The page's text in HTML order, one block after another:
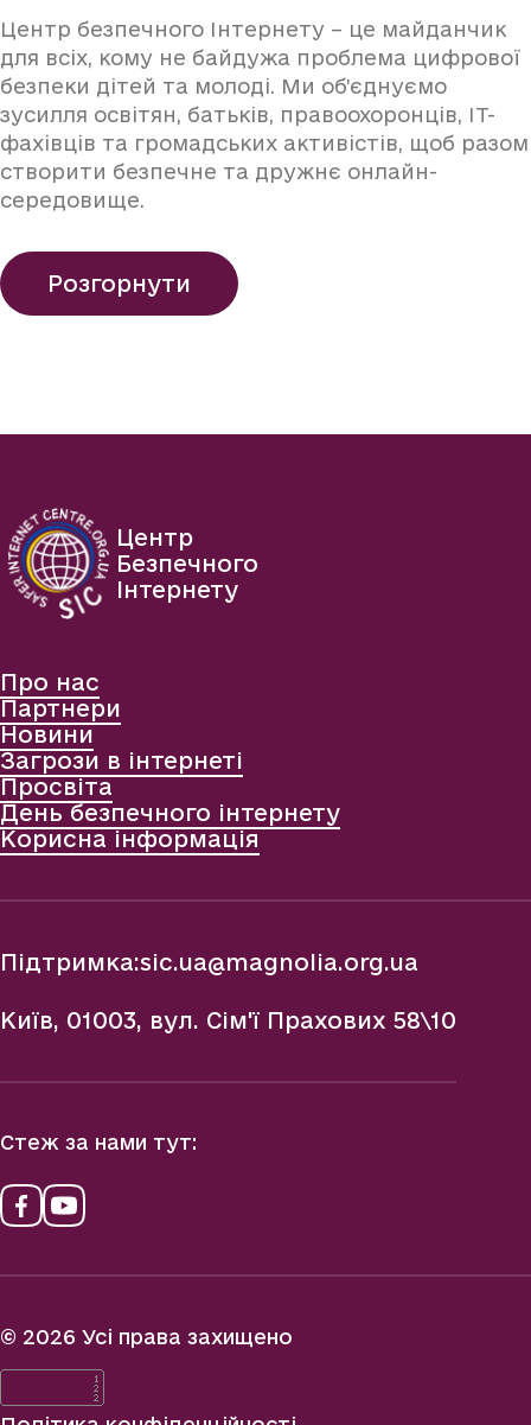
Центр безпечного Інтернету – це майданчик
для всіх, кому не байдужа проблема цифрової
безпеки дітей та молоді. Ми об’єднуємо
зусилля освітян, батьків, правоохоронців, IT-
фахівців та громадських активістів, щоб разом
створити безпечне та дружнє онлайн-
середовище.
Розгорнути
Центр
Безпечного
Інтернету
Про нас
Партнери
Новини
Загрози в інтернеті
Просвіта
День безпечного інтернету
Корисна інформація
Підтримка:sic.ua@magnolia.org.ua
Київ, 01003, вул. Сім'ї Прахових 58\10
Стеж за нами тут:
© 2026 Усі права захищено